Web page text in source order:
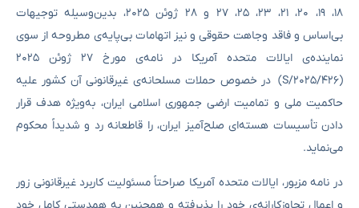
۱۸، ۱۹، ۲۰، ۲۱، ۲۳، ۲۵، ۲۷ و ۲۸ ژوئن ۲۰۲۵، بدین‌وسیله توجیهات
بی‌اساس و فاقد وجاهت حقوقی و نیز اتهامات بی‌پایه‌ی مطروحه از سوی
نماینده‌ی ایالات متحده آمریکا در نامه‌ی مورخ ۲۷ ژوئن ۲۰۲۵
(S/2025/426) در خصوص حملات مسلحانه‌ی غیرقانونی آن کشور علیه
حاکمیت ملی و تمامیت ارضی جمهوری اسلامی ایران، به‌ویژه هدف قرار
دادن تأسیسات هسته‌ای صلح‌آمیز ایران، را قاطعانه رد و شدیداً محکوم
می‌نماید.
در نامه مزبور، ایالات متحده آمریکا صراحتاً مسئولیت کاربرد غیرقانونی زور
و اعمال تجاوزکارانه‌ی خود را پذیرفته و همچنین به همدستی کامل خود